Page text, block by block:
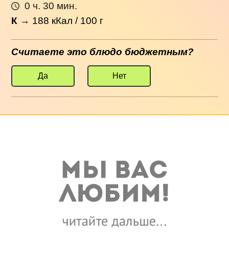
0 ч. 30 мин.
К → 188 кКал / 100 г
Считаете это блюдо бюджетным?
Да Нет